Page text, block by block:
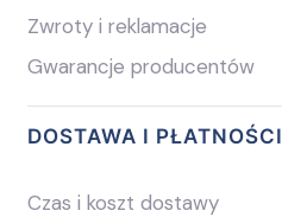
Zwroty i reklamacje
Gwarancje producentów
DOSTAWA I PŁATNOŚCI
Czas i koszt dostawy